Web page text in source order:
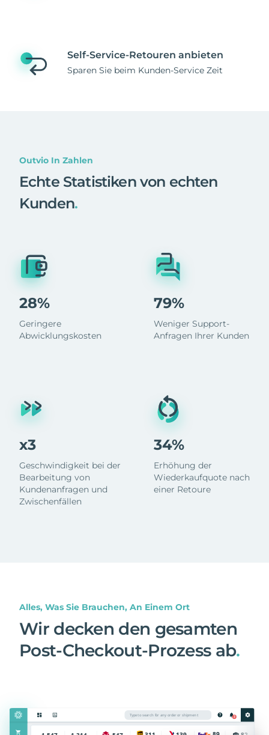
Self-Service-Retouren anbieten
Sparen Sie beim Kunden-Service Zeit
Outvio In Zahlen
Echte Statistiken von echten
Kunden.
28%
Geringere
Abwicklungskosten
x3
Geschwindigkeit bei der
Bearbeitung von
Kundenanfragen und
Zwischenfällen
79%
Weniger Support-
Anfragen Ihrer Kunden
34%
Erhöhung der
Wiederkaufquote nach
einer Retoure
Alles, Was Sie Brauchen, An Einem Ort
Wir decken den gesamten
Post-Checkout-Prozess ab.